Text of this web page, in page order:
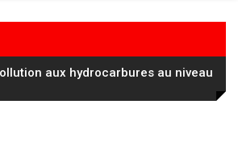
parapentiste blessée au belvédère